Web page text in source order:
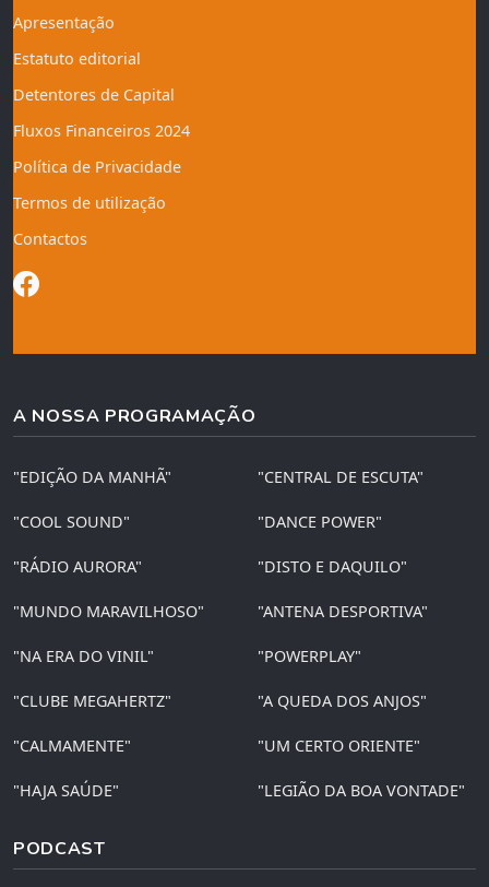
Apresentação
Estatuto editorial
Detentores de Capital
Fluxos Financeiros 2024
Política de Privacidade
Termos de utilização
Contactos
A NOSSA PROGRAMAÇÃO
"EDIÇÃO DA MANHÃ" "CENTRAL DE ESCUTA"
"COOL SOUND" "DANCE POWER"
"RÁDIO AURORA" "DISTO E DAQUILO"
"MUNDO MARAVILHOSO" "ANTENA DESPORTIVA"
"NA ERA DO VINIL" "POWERPLAY"
"CLUBE MEGAHERTZ" "A QUEDA DOS ANJOS"
"CALMAMENTE" "UM CERTO ORIENTE"
"HAJA SAÚDE" "LEGIÃO DA BOA VONTADE"
PODCAST